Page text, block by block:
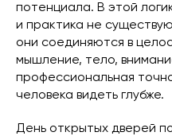
потенциала. В этой
и практика не
они соединяются в
мышление, тело,
профессиональная
человека видеть глубже.
День открытых дверей